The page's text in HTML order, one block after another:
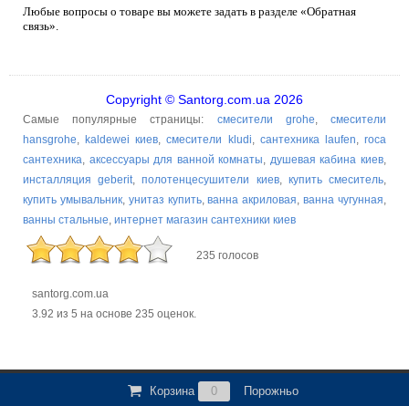
Любые вопросы о товаре вы можете задать в разделе «Обратная
связь».
Copyright © Santorg.com.ua 2026
Самые популярные страницы: смесители grohe,смесители
hansgrohe, kaldewei киев,смесители kludi, сантехника laufen,roca
сантехника, аксессуары для ванной комнаты, душевая кабина киев,
инсталляция geberit,полотенцесушители киев, купить смеситель,
купить умывальник, унитаз купить,ванна акриловая,ванна чугунная,
ванны стальные, интернет магазин сантехники киев
235 голосов
santorg.com.ua
3.92 из 5 на основе 235 оценок.
Корзина 0 Порожньо